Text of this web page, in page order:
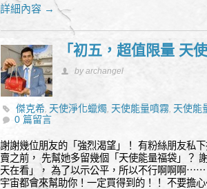
詳細內容 →
「初五，超值限量 天
by archangel
傑克希, 天使淨化蠟燭, 天使能量噴霧, 天使能
品,豐盛能量油
0 篇留言
謝謝幾位朋友的「強烈渴望」！ 有粉絲朋友私
賣之前， 先幫她多留幾個「天使能量福袋」？
天在看」， 為了以示公平，所以不行啊啊啊
宇宙都會來幫助你！一定買得到的！！ 不要擔